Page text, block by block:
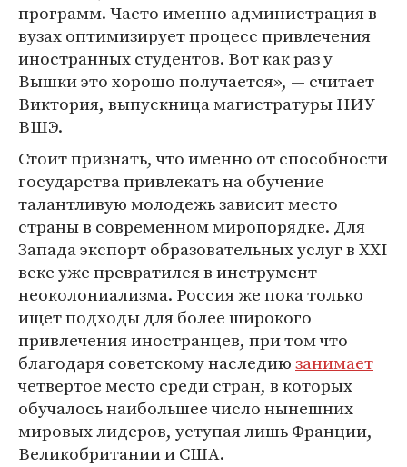
программ. Часто именно администрация в
вузах оптимизирует процесс привлечения
иностранных студентов. Вот как раз у
Вышки это хорошо получается», — считает
Виктория, выпускница магистратуры НИУ
ВШЭ.
Стоит признать, что именно от способности
государства привлекать на обучение
талантливую молодежь зависит место
страны в современном миропорядке. Для
Запада экспорт образовательных услуг в XXI
веке уже превратился в инструмент
неоколониализма. Россия же пока только
ищет подходы для более широкого
привлечения иностранцев, при том что
благодаря советскому наследиюзанимает
четвертое место среди стран, в которых
обучалось наибольшее число нынешних
мировых лидеров, уступая лишь Франции,
Великобритании и США.